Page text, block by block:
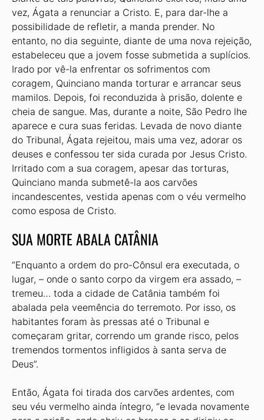
vez, Ágata a renunciar a Cristo. E, para dar-lhe a
possibilidade de refletir, a manda prender. No
entanto, no dia seguinte, diante de uma nova rejeição,
estabeleceu que a jovem fosse submetida a suplícios.
Irado por vê-la enfrentar os sofrimentos com
coragem, Quinciano manda torturar e arrancar seus
mamilos. Depois, foi reconduzida à prisão, dolente e
cheia de sangue. Mas, durante a noite, São Pedro lhe
aparece e cura suas feridas. Levada de novo diante
do Tribunal, Ágata rejeitou, mais uma vez, adorar os
deuses e confessou ter sida curada por Jesus Cristo.
Irritado com a sua coragem, apesar das torturas,
Quinciano manda submetê-la aos carvões
incandescentes, vestida apenas com o véu vermelho
como esposa de Cristo.
SUA MORTE ABALA CATÂNIA
“Enquanto a ordem do pro-Cônsul era executada, o
lugar, – onde o santo corpo da virgem era assado, –
tremeu… toda a cidade de Catânia também foi
abalada pela veemência do terremoto. Por isso, os
habitantes foram às pressas até o Tribunal e
começaram gritar, correndo um grande risco, pelos
tremendos tormentos infligidos à santa serva de
Deus”.
Então, Ágata foi tirada dos carvões ardentes, com
seu véu vermelho ainda íntegro, “e levada novamente